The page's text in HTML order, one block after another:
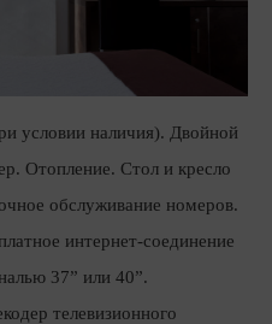
условии наличия). Двойной
Отопление. Стол и кресло
обслуживание номеров.
интернет-соединение
37” или 40”.
телевизионного